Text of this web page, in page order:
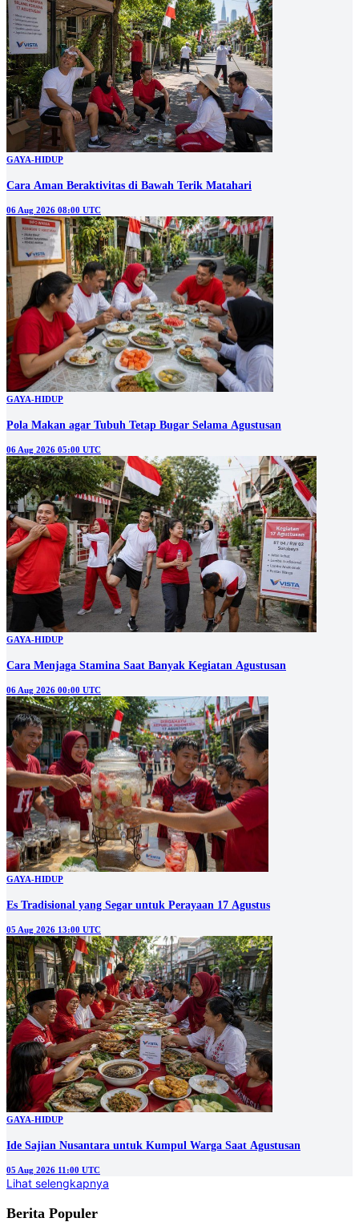
GAYA-HIDUP
Cara Aman Beraktivitas di Bawah Terik Matahari
06 Aug 2026 08:00 UTC
GAYA-HIDUP
Pola Makan agar Tubuh Tetap Bugar Selama Agustusan
06 Aug 2026 05:00 UTC
GAYA-HIDUP
Cara Menjaga Stamina Saat Banyak Kegiatan Agustusan
06 Aug 2026 00:00 UTC
GAYA-HIDUP
Es Tradisional yang Segar untuk Perayaan 17 Agustus
05 Aug 2026 13:00 UTC
GAYA-HIDUP
Ide Sajian Nusantara untuk Kumpul Warga Saat Agustusan
05 Aug 2026 11:00 UTC
Lihat selengkapnya
Berita Populer